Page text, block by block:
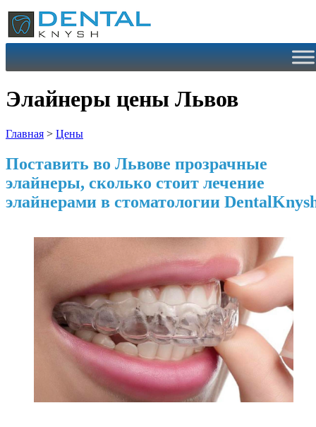
Перейти
содержимому
Элайнеры цены Львов
Главная > Цены
Поставить во Львове прозрачные
элайнеры, сколько стоит лечение
элайнерами в стоматологии